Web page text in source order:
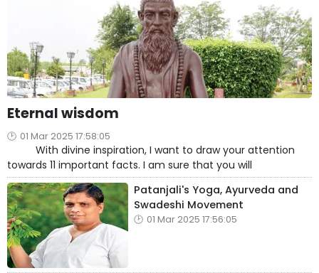
Eternal wisdom
01 Mar 2025 17:58:05
With divine inspiration, I want to draw your attention
towards 11 important facts. I am sure that you will
Patanjali's Yoga, Ayurveda and
Swadeshi Movement
01 Mar 2025 17:56:05